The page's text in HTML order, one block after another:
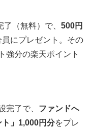
（無料）で、 500円
にプレゼント。その
強分の楽天ポイント
完了で、 ファンドへ
」1,000円分をプレ